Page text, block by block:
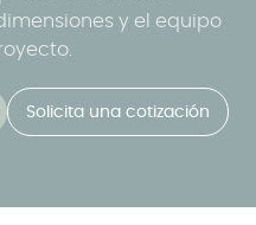
y el equipo
Solicita una cotización